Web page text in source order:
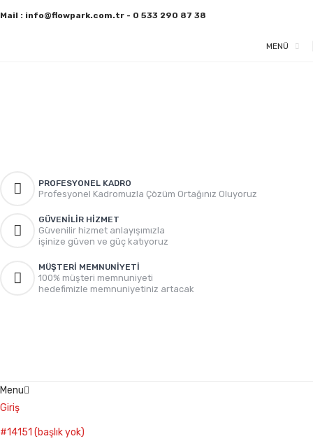
Mail : info@flowpark.com.tr - 0 533 290 87 38
MENÜ
PROFESYONEL KADRO
Profesyonel Kadromuzla Çözüm Ortağınız Oluyoruz
GÜVENILIR HIZMET
Güvenilir hizmet anlayışımızla
işinize güven ve güç katıyoruz
MÜŞTERI MEMNUNIYETI
100% müşteri memnuniyeti
hedefimizle memnuniyetiniz artacak
Menu
Giriş
#14151 (başlık yok)